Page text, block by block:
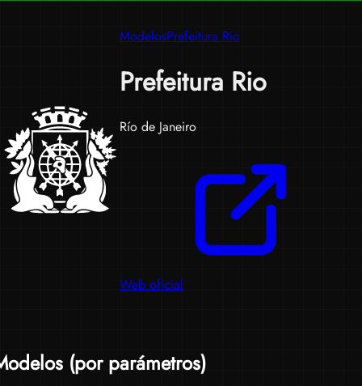
ModelosPrefeitura Rio
Prefeitura Rio
Río de Janeiro
Web oficial
(por parámetros)